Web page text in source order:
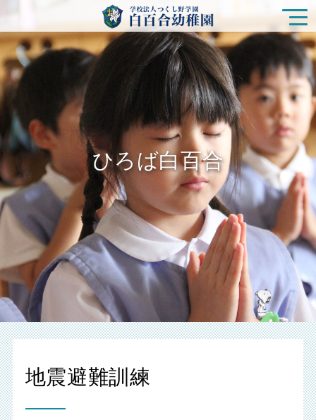
園の特色
白百合幼稚園の生活
ひろば白百合
入園をご検討の方
未就園児クラス
在園の皆様
新着情報
ひろば白百合
地震避難訓練